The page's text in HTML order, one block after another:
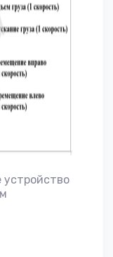
устройство